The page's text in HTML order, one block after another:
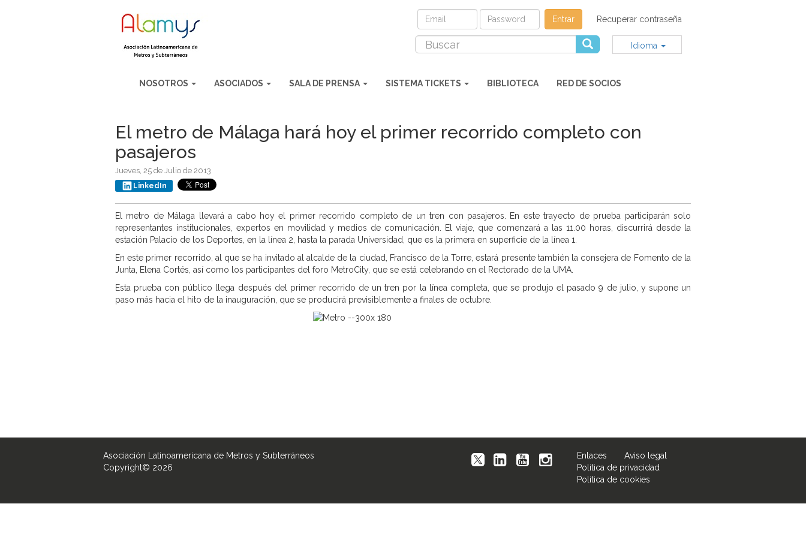
Entrar Recuperar contraseña
Idioma
NOSOTROS ASOCIADOS SALA DE PRENSA SISTEMA TICKETS BIBLIOTECA RED DE SOCIOS
El metro de Málaga hará hoy el primer recorrido completo con
pasajeros
Jueves, 25 de Julio de 2013
LinkedIn
El metro de Málaga llevará a cabo hoy el primer recorrido completo de un tren con pasajeros. En este trayecto de prueba participarán solo
representantes institucionales, expertos en movilidad y medios de comunicación. El viaje, que comenzará a las 11.00 horas, discurrirá desde la
estación Palacio de los Deportes, en la línea 2, hasta la parada Universidad, que es la primera en superficie de la línea 1.
En este primer recorrido, al que se ha invitado al alcalde de la ciudad, Francisco de la Torre, estará presente también la consejera de Fomento de la
Junta, Elena Cortés, así como los participantes del foro MetroCity, que se está celebrando en el Rectorado de la UMA.
Esta prueba con público llega después del primer recorrido de un tren por la línea completa, que se produjo el pasado 9 de julio, y supone un
paso más hacia el hito de la inauguración, que se producirá previsiblemente a finales de octubre.
Asociación Latinoamericana de Metros y Subterráneos
Copyright© 2026
Enlaces
Aviso legal
Política de privacidad
Política de cookies